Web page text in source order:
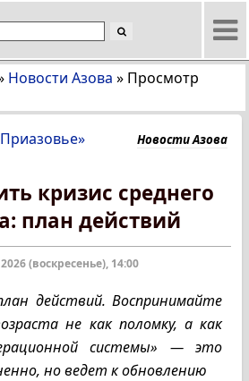
Новости Азова » Просмотр
Новости Азова
кризис среднего
план действий
(воскресенье), 14:00
действий. Воспринимайте
не как поломку, а как
системы» — это
но ведет к обновлению